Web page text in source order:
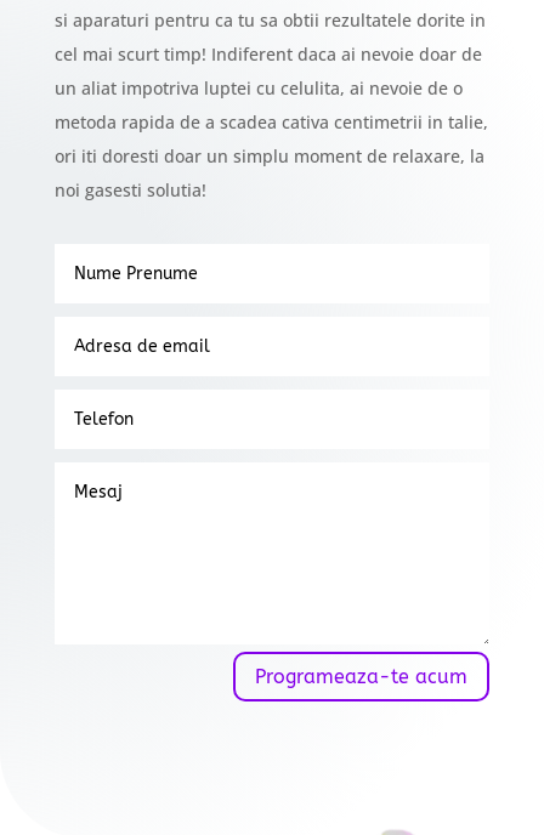
si aparaturi pentru ca tu sa obtii rezultatele dorite in
cel mai scurt timp! Indiferent daca ai nevoie doar de
un aliat impotriva luptei cu celulita, ai nevoie de o
metoda rapida de a scadea cativa centimetrii in talie,
ori iti doresti doar un simplu moment de relaxare, la
noi gasesti solutia!
Programeaza-te acum